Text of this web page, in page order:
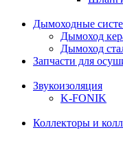
Дымоходные
Дымоход
Дымоход
Запчасти для
Звукоизоляция
K-FONIK
Коллекторы и